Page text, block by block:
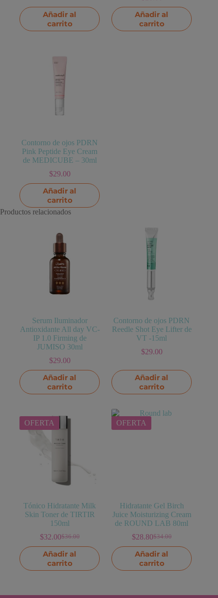
Añadir al
carrito
Añadir al
carrito
Contorno de ojos PDRN
Pink Peptide Eye Cream
de MEDICUBE – 30ml
$29.00
Añadir al
carrito
Productos relacionados
Serum Iluminador
Antioxidante All day VC-
IP 1.0 Firming de
JUMISO 30ml
$29.00
Añadir al
carrito
Contorno de ojos PDRN
Reedle Shot Eye Lifter de
VT -15ml
$29.00
Añadir al
carrito
OFERTA
Tónico Hidratante Milk
Skin Toner de TIRTIR
150ml
$36.00
El
precio
original
era:
$32.00El
precio
actual
es:
Añadir al
carrito
OFERTA
Hidratante Gel Birch
Juice Moisturizing Cream
de ROUND LAB 80ml
$34.00
El
precio
original
era:
$28.80El
precio
actual
es:
Añadir al
carrito